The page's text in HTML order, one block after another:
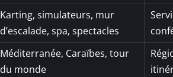
Karting, simulateurs, mur
d’escalade, spa, spectacles
Méditerranée, Caraïbes, tour
du monde